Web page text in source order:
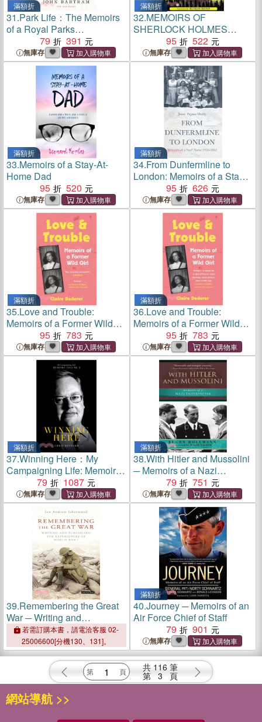
滿額折
31.Park Life：The Memoirs
of a Royal Parks
Gamekeeper
79 391
無庫存
滿額折
32.MEMOIRS OF
SHERLOCK HOLMES
SELECTED STOR
95 522
無庫存
滿額折
33.Memoirs of a Stay-At-
Home Dad
95
520
無庫存
滿額折
34.From Dunfermline to
London: Memoirs of a Staff
Nurse 1950-1962
95 626
無庫存
滿額折
35.Love and Trouble:
Memoirs of a Former Wild
95 783
無庫存
滿額折
36.Love and Trouble:
Memoirs of a Former Wild
95 783
無庫存
滿額折
37.Winning Here：My
Campaigning Life: Memoirs
Volume 1
79 1087
無庫存
滿額折
38.With Hitler and Mussolini
─ Memoirs of a Nazi
Interpreter
79 751
無庫存
39.Remembering the Great
War ─ Writing and
Publishing the Experiences
of World War I
若需訂購本書，請電洽客服 02-
25006600[分機130、131]。
滿額折
40.Journey ─ Memoirs of an
Air Force Chief of Staff
79
901
無庫存
共 116 筆
第 3 頁
網站導航 >>